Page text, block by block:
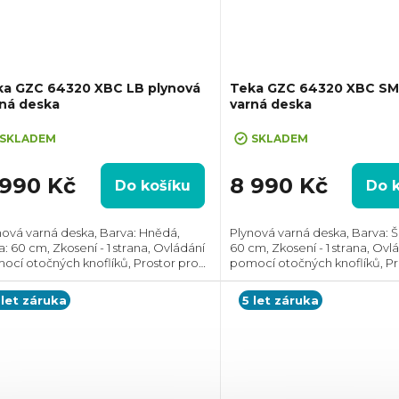
GZC 64320 XBC LB plynová
deska
SKLADEM
Kč Do košíku
varná deska, Barva: Hnědá,
60 cm, Zkosení - 1 strana, Ovládání
otočných knoflíků, Prostor pro
(VxŠxH): 60x570x480 mm
Teka GZC 64320 XBC
varná deska
SKLADEM
8 990 Kč Do
Plynová varná deska, Barva:
60 cm, Zkosení - 1 strana,
pomocí otočných knoflíků,
instalaci (VxŠxH):
let záruka
5 let záruka